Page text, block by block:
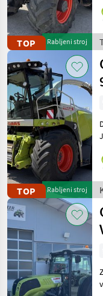
TOP Rabljeni stroj
TOP Rabljeni stroj